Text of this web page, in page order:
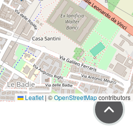
Leaflet | ©OpenStreetMapcontributors